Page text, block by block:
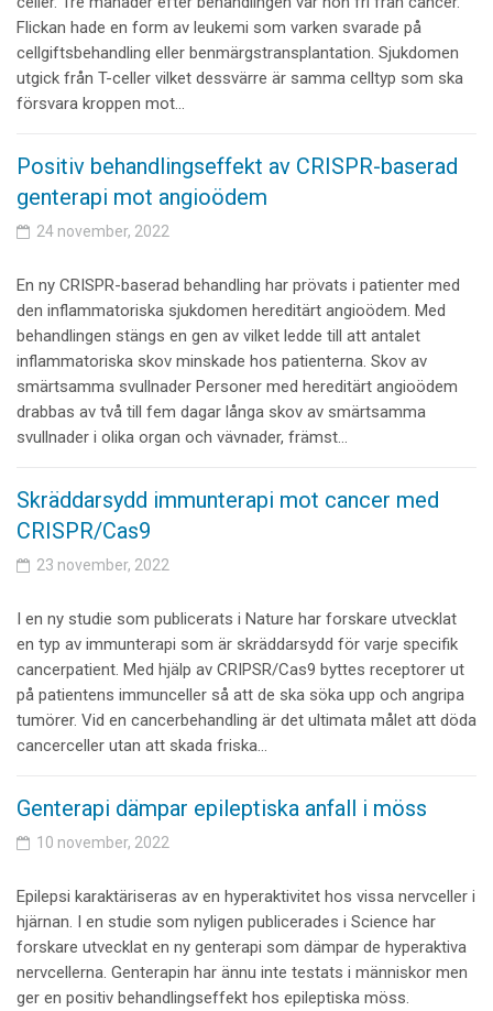
Flickan hade en form av leukemi som varken svarade på
cellgiftsbehandling eller benmärgstransplantation. Sjukdomen
utgick från T-celler vilket dessvärre är samma celltyp som ska
försvara kroppen mot…
Positiv behandlingseffekt av CRISPR-baserad
genterapi mot angioödem
24 november, 2022
En ny CRISPR-baserad behandling har prövats i patienter med
den inflammatoriska sjukdomen hereditärt angioödem. Med
behandlingen stängs en gen av vilket ledde till att antalet
inflammatoriska skov minskade hos patienterna. Skov av
smärtsamma svullnader Personer med hereditärt angioödem
drabbas av två till fem dagar långa skov av smärtsamma
svullnader i olika organ och vävnader, främst…
Skräddarsydd immunterapi mot cancer med
CRISPR/Cas9
23 november, 2022
I en ny studie som publicerats i Nature har forskare utvecklat
en typ av immunterapi som är skräddarsydd för varje specifik
cancerpatient. Med hjälp av CRIPSR/Cas9 byttes receptorer ut
på patientens immunceller så att de ska söka upp och angripa
tumörer. Vid en cancerbehandling är det ultimata målet att döda
cancerceller utan att skada friska…
Genterapi dämpar epileptiska anfall i möss
10 november, 2022
Epilepsi karaktäriseras av en hyperaktivitet hos vissa nervceller i
hjärnan. I en studie som nyligen publicerades i Science har
forskare utvecklat en ny genterapi som dämpar de hyperaktiva
nervcellerna. Genterapin har ännu inte testats i människor men
ger en positiv behandlingseffekt hos epileptiska möss.